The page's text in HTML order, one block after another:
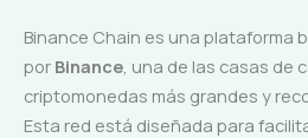
Binance Chain es una plataforma
por Binance , una de las casas de
criptomonedas más grandes y
Esta red está diseñada para